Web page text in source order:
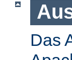
Das